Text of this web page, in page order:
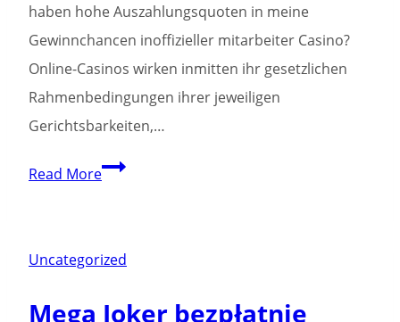
haben hohe Auszahlungsquoten in meine
Gewinnchancen inoffizieller mitarbeiter Casino?
Online-Casinos wirken inmitten ihr gesetzlichen
Rahmenbedingungen ihrer jeweiligen
Gerichtsbarkeiten,…
Read MoreAngeschlossen
Spielen
ali
Uncategorized
Mega Joker bezpłatnie